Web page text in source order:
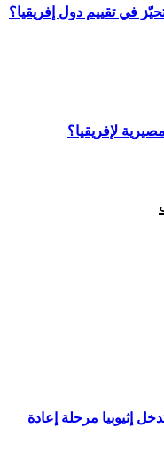
إثيوبيا مرحلة إعادة
في تقييم دول إفريقيا؟
لإفريقيا؟